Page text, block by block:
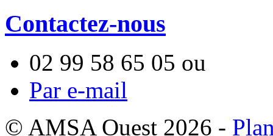
Contactez-nous
02 99 58 65 05 ou
Par e-mail
© AMSA Ouest 2026 -